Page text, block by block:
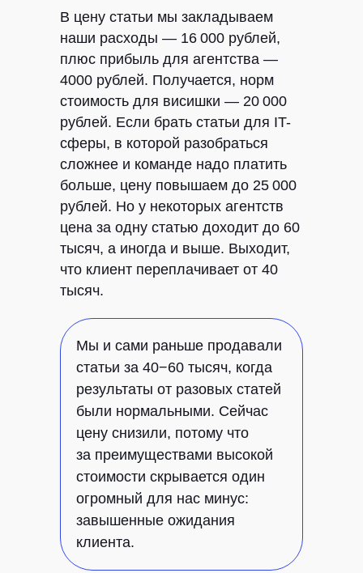
В цену статьи мы закладываем
наши расходы — 16 000 рублей,
плюс прибыль для агентства —
4000 рублей. Получается, норм
стоимость для висишки — 20 000
рублей. Если брать статьи для IT-
сферы, в которой разобраться
сложнее и команде надо платить
больше, цену повышаем до 25 000
рублей. Но у некоторых агентств
цена за одну статью доходит до 60
тысяч, а иногда и выше. Выходит,
что клиент переплачивает от 40
тысяч.
Мы и сами раньше продавали
статьи за 40−60 тысяч, когда
результаты от разовых статей
были нормальными. Сейчас
цену снизили, потому что
за преимуществами высокой
стоимости скрывается один
огромный для нас минус:
завышенные ожидания
клиента.